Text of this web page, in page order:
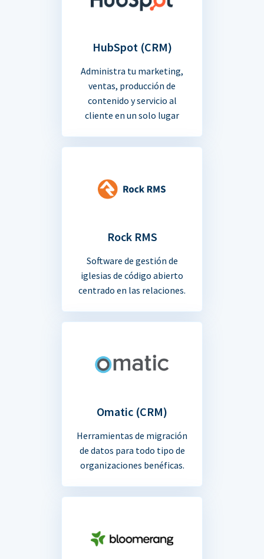
HubSpot (CRM)
Administra tu marketing,
ventas, producción de
contenido y servicio al
cliente en un solo lugar
Rock RMS
Software de gestión de
iglesias de código abierto
centrado en las relaciones.
Omatic (CRM)
Herramientas de migración
de datos para todo tipo de
organizaciones benéficas.